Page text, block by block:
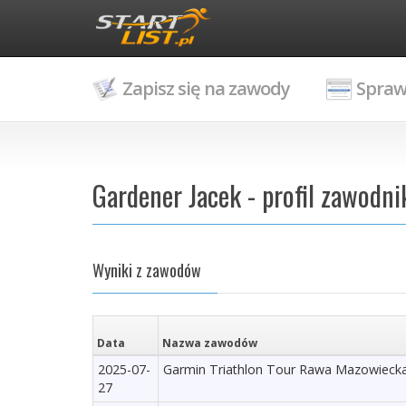
Zapisz się na zawody
Gardener Jacek - profil
Wyniki z zawodów
Data Nazwa zawodów
2025-07-
27
Garmin Triathlon Tour Rawa